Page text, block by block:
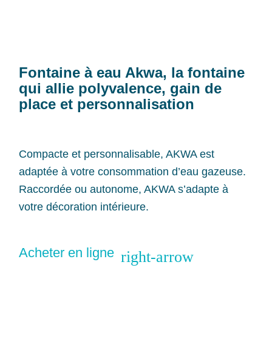
Fontaine à eau Akwa, la fontaine
qui allie polyvalence, gain de
place et personnalisation
Compacte et personnalisable, AKWA est
adaptée à votre consommation d’eau gazeuse.
Raccordée ou autonome, AKWA s’adapte à
votre décoration intérieure.
Acheter en ligne